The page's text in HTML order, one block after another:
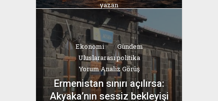
yazan
Bahri Ak
Ekonomi
Gündem
Uluslararası politika
Yorum Analiz Görüş
Ermenistan sınırı açılırsa:
Akyaka’nın sessiz bekleyişi